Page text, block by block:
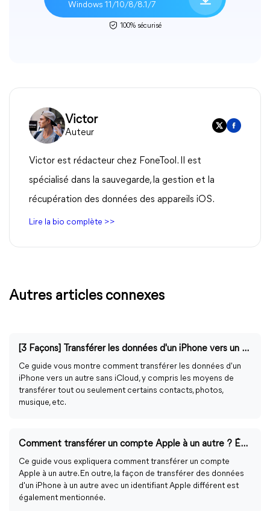
Windows 11/10/8/8.1/7
100% sécurisé
Victor
Auteur
Victor est rédacteur chez FoneTool. Il est
spécialisé dans la sauvegarde, la gestion et la
récupération des données des appareils iOS.
Lire la bio complète >>
Autres articles connexes
[3 Façons] Transférer les données d'un iPhone vers un autre sans iCloud
Ce guide vous montre comment transférer les données d'un
iPhone vers un autre sans iCloud, y compris les moyens de
transférer tout ou seulement certains contacts, photos,
musique, etc.
Comment transférer un compte Apple à un autre ? Étape par étape
Ce guide vous expliquera comment transférer un compte
Apple à un autre. En outre, la façon de transférer des données
d'un iPhone à un autre avec un identifiant Apple différent est
également mentionnée.